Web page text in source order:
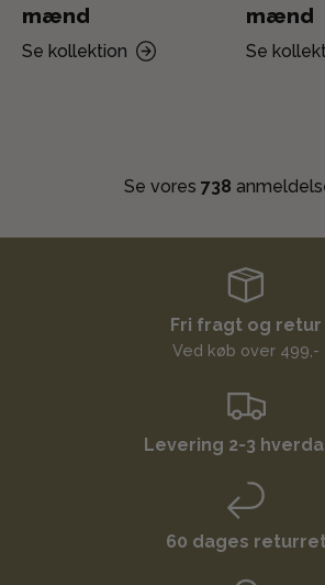
mænd
Se kollektion
mænd
Se
Se vores 738
Fri fragt og retur
Ved køb over 499,-
Levering 2-3
60 dages